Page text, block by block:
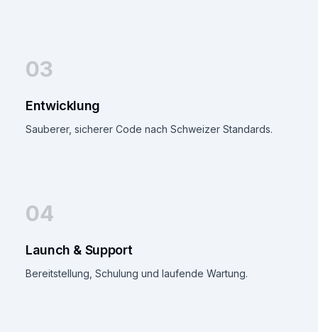
03
Entwicklung
Sauberer, sicherer Code nach Schweizer Standards.
04
Launch & Support
Bereitstellung, Schulung und laufende Wartung.